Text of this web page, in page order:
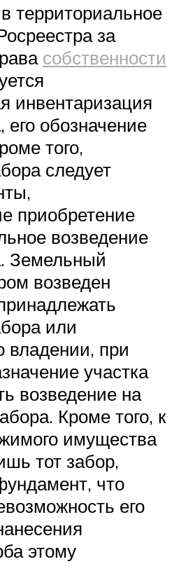
территориальное
за
собственности
инвентаризация
его обозначение
того,
следует
приобретение
возведение
Земельный
возведен
или
владении, при
участка
возведение на
Кроме того, к
имущества
тот забор,
что
его
этому